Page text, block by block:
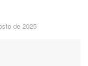
de 2025